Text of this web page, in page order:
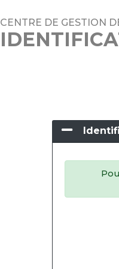
CENTRE DE GESTION